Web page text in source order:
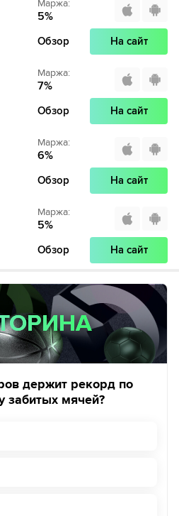
Маржа:
5%
Обзор На сайт
Маржа:
7%
Обзор На сайт
Маржа:
6%
Обзор На сайт
Маржа:
5%
Обзор На сайт
держит рекорд по
забитых мячей?